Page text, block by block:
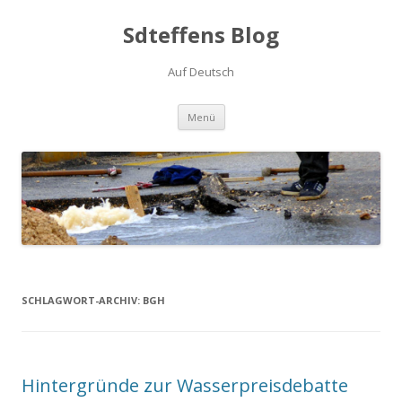
Sdteffens Blog
Auf Deutsch
Menü Zum Inhalt springen
SCHLAGWORT-ARCHIV: BGH
Hintergründe zur Wasserpreisdebatte